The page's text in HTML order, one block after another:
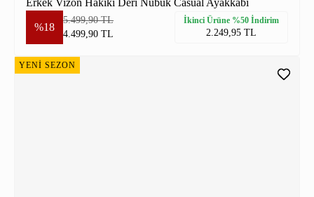
%18
5.499,90 TL
4.499,90 TL
İkinci Ürüne %50 İndirim
2.249,95 TL
YENİ SEZON